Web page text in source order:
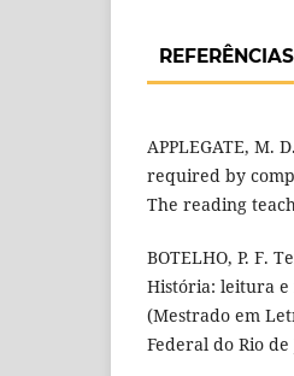
REFERÊNCIAS
APPLEGATE, M.
required by
The reading
BOTELHO, P. F.
História: leitura e
(Mestrado em
Federal do Rio de